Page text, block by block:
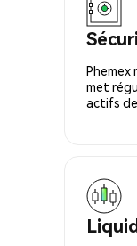
met
actifs